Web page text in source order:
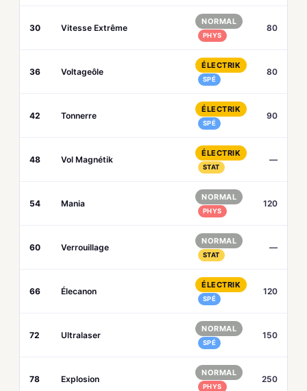
30 Vitesse Extrême
NORMAL
PHYS
80
36 Voltageôle
ÉLECTRIK
SPÉ
80
42 Tonnerre
ÉLECTRIK
SPÉ
90
48 Vol Magnétik
ÉLECTRIK
STAT
—
54 Mania
NORMAL
PHYS
120
60 Verrouillage
NORMAL
STAT
—
66 Élecanon
ÉLECTRIK
SPÉ
120
72 Ultralaser
NORMAL
SPÉ
150
78 Explosion
NORMAL
PHYS
250